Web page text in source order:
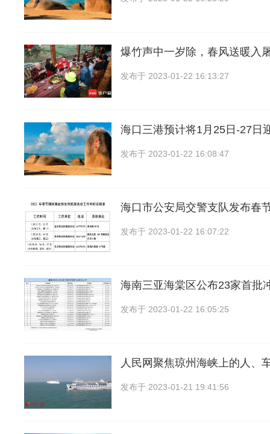
爆竹声中一岁除，春风送暖入
发布于 2023-01-22 16:13:27
海口三港预计将1月25日-27日
发布于 2023-01-22 16:08:47
海口市公安局交警支队发布春
发布于 2023-01-22 16:07:22
海南三亚海棠区公布23家首批
发布于 2023-01-22 16:05:25
人民网聚焦琼州海峡上的人、
发布于 2023-01-21 19:41:56